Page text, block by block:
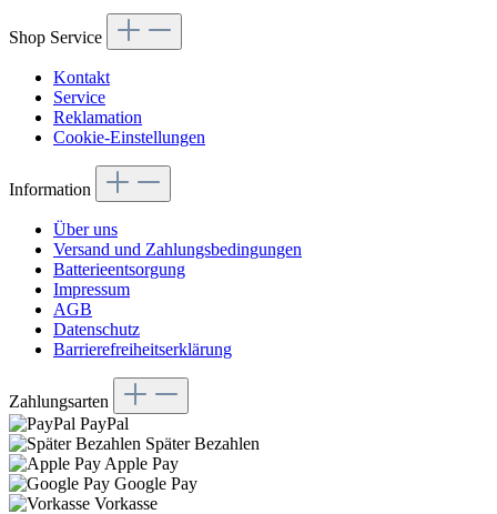
Shop Service
Kontakt
Service
Reklamation
Cookie-Einstellungen
Information
Über uns
Versand und Zahlungsbedingungen
Batterieentsorgung
Impressum
AGB
Datenschutz
Barrierefreiheitserklärung
Zahlungsarten
PayPal
Später Bezahlen
Apple Pay
Google Pay
Vorkasse